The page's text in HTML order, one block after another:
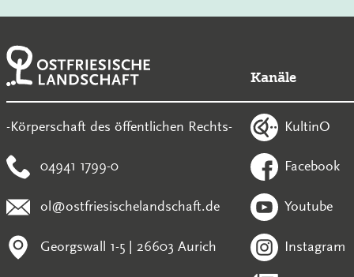
-Körperschaft des öffentlichen Rechts-
04941 1799-0
ol@ostfriesischelandschaft.de
Georgswall 1-5 | 26603 Aurich
Kanäle
KultinO
Facebook
Youtube
Instagram